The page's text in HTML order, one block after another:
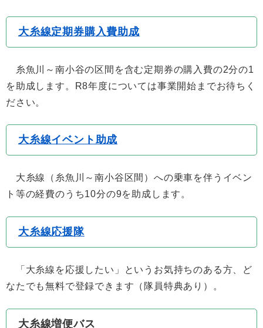
大糸線定期券購入費助成
糸魚川～南小谷の区間を含む定期券の購入費の2分の1
を助成します。R8年度については事業開始までお待ちく
ださい。
大糸線イベント助成
大糸線（糸魚川～南小谷区間）への乗車を伴うイベン
ト等の経費のうち10分の9を助成します。
大糸線応援隊
「大糸線を応援したい」というお気持ちのある方、ど
なたでも無料で登録できます（隊員特典あり）。
大糸線増便バス